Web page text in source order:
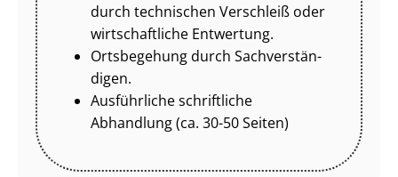
durch technischen Verschleiß oder
wirtschaftliche Entwertung.
Ortsbegehung durch Sach­ver­stän­
di­gen.
Ausführliche schriftliche
Abhandlung (ca. 30-50 Seiten)